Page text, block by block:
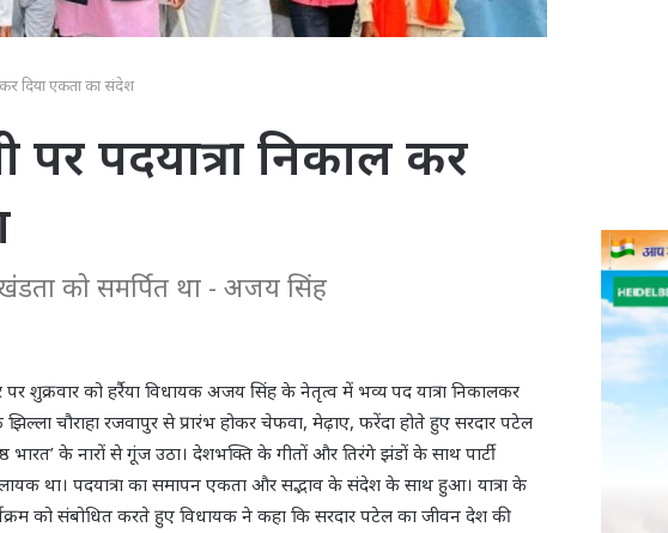
कर दिया एकता का संदेश
पदयात्रा निकाल कर
को समर्पित था - अजय सिंह
शुक्रवार को हर्रैया विधायक अजय सिंह के नेतृत्व में भव्य पद यात्रा निकालकर
चौराहा रजवापुर से प्रारंभ होकर चेफवा, मेढ़ाए, फरेंदा होते हुए सरदार पटेल
भारत’ के नारों से गूंज उठा। देशभक्ति के गीतों और तिरंगे झंडों के साथ पार्टी
लायक था। पदयात्रा का समापन एकता और सद्भाव के संदेश के साथ हुआ। यात्रा के
को संबोधित करते हुए विधायक ने कहा कि सरदार पटेल का जीवन देश की